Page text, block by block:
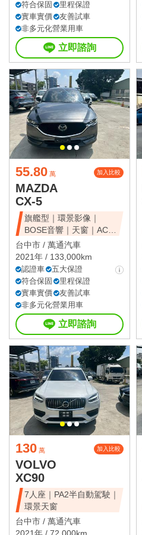
符合保固
里程保證
實車實價
友善試車
非多元化營業用車
立即諮詢
55.80 萬 加入比較
MAZDA
CX-5
旗艦型｜環景影像｜
BOSE音響｜天窗｜ACC
全速域｜質感休旅
台中市 / 萬通汽車
2021年 / 133,000km
認證車
五大保證
符合保固
里程保證
實車實價
友善試車
非多元化營業用車
立即諮詢
130 萬 加入比較
VOLVO
XC90
7人座｜PA2半自動駕駛｜
環景天窗
台中市 / 萬通汽車